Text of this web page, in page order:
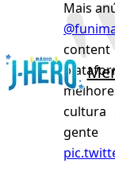
Mais
cultura